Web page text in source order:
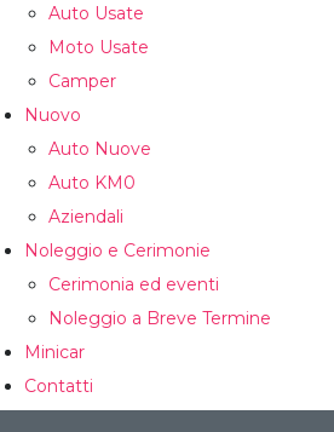
Auto Usate
Moto Usate
Camper
Nuovo
Auto Nuove
Auto KM0
Aziendali
Noleggio e Cerimonie
Cerimonia ed eventi
Noleggio a Breve Termine
Minicar
Contatti